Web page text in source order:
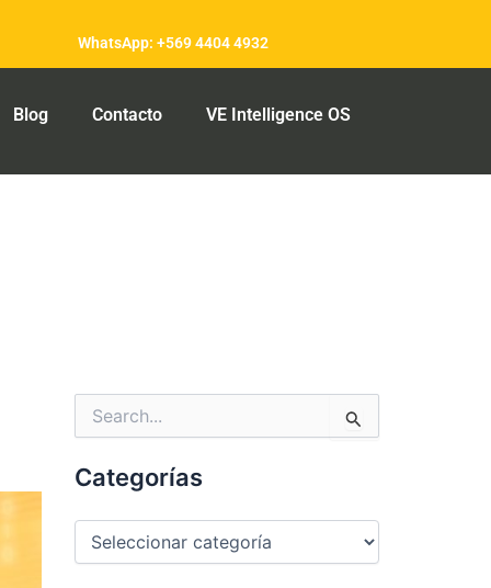
WhatsApp: +569 4404 4932
Blog Contacto VE Intelligence OS
Buscar
por:
Categorías